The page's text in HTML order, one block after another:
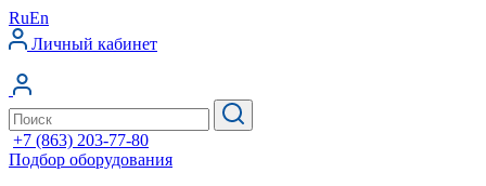
RuEn
Личный кабинет
+7 (863) 203-77-80
Подбор оборудования